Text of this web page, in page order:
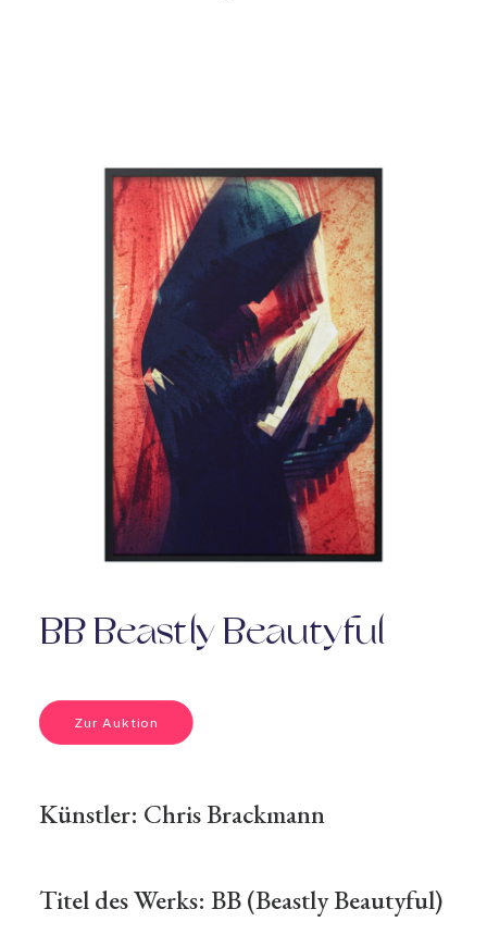
BB Beastly Beautyful
Zur Auktion
Künstler: Chris Brackmann
Titel des Werks: BB (Beastly Beautyful)